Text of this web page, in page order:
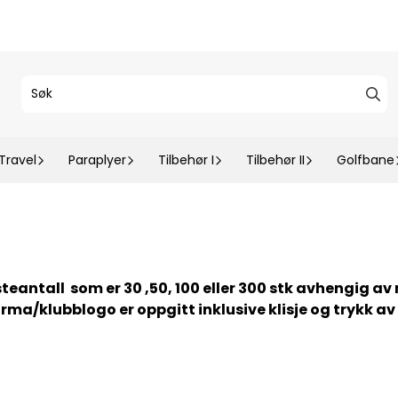
Paraplyer Tilbehør I Tilbehør II Golfbane
som er 30 ,50, 100 eller 300 stk avhengig
klubblogo er oppgitt inklusive klisje og trykk av